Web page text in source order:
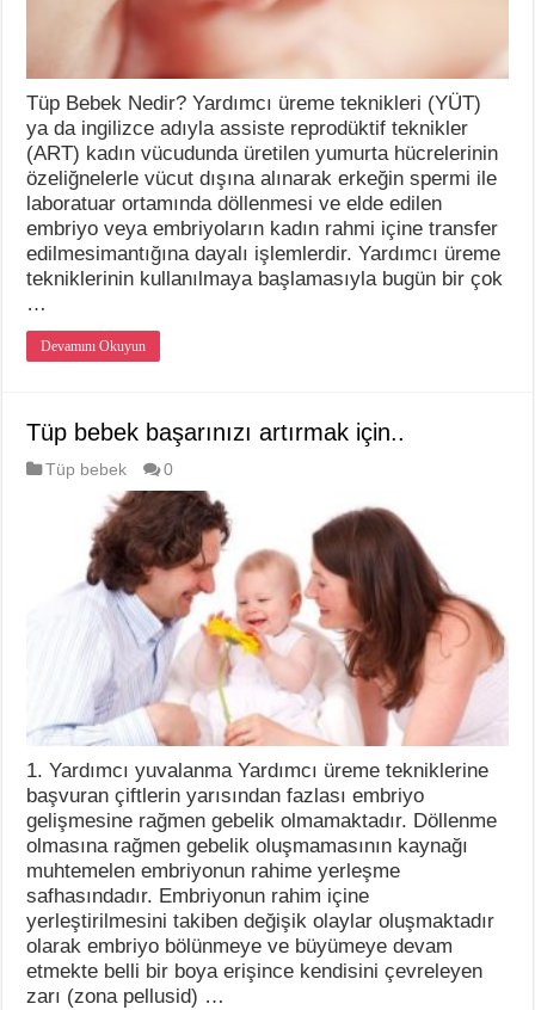
Tüp Bebek Nedir? Yardımcı üreme teknikleri (YÜT)
ya da ingilizce adıyla assiste reprodüktif teknikler
(ART) kadın vücudunda üretilen yumurta hücrelerinin
özeliğnelerle vücut dışına alınarak erkeğin spermi ile
laboratuar ortamında döllenmesi ve elde edilen
embriyo veya embriyoların kadın rahmi içine transfer
edilmesimantığına dayalı işlemlerdir. Yardımcı üreme
tekniklerinin kullanılmaya başlamasıyla bugün bir çok
…
Devamını Okuyun
Tüp bebek başarınızı artırmak için..
Tüp bebek 0
1. Yardımcı yuvalanma Yardımcı üreme tekniklerine
başvuran çiftlerin yarısından fazlası embriyo
gelişmesine rağmen gebelik olmamaktadır. Döllenme
olmasına rağmen gebelik oluşmamasının kaynağı
muhtemelen embriyonun rahime yerleşme
safhasındadır. Embriyonun rahim içine
yerleştirilmesini takiben değişik olaylar oluşmaktadır
olarak embriyo bölünmeye ve büyümeye devam
etmekte belli bir boya erişince kendisini çevreleyen
zarı (zona pellusid) …